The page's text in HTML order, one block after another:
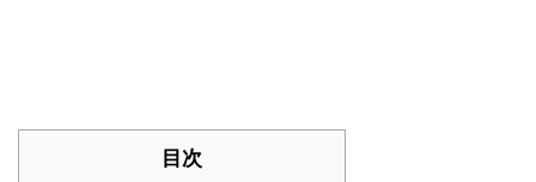
目次